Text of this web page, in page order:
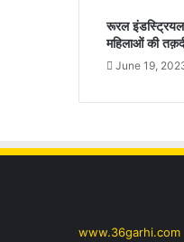
रूरल इंडस्ट्रियल
महिलाओं की
June 19,
www.36garhi.com